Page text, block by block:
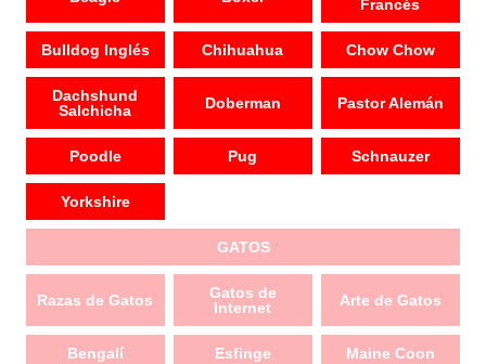
Francés
Bulldog Inglés Chihuahua Chow Chow
Dachshund
Salchicha
Doberman Pastor Alemán
Poodle Pug Schnauzer
Yorkshire
GATOS
Razas de Gatos
Gatos de
Internet
Arte de Gatos
Bengalí Esfinge Maine Coon